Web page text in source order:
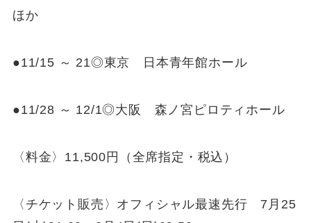
ほか
●11/15 ～ 21◎東京 日本青年館ホール
●11/28 ～ 12/1◎大阪 森ノ宮ピロティホール
〈料金〉11,500円（全席指定・税込）
〈チケット販売〉オフィシャル最速先行 7月25